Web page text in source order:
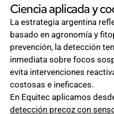
Ciencia aplicada y
La estrategia argentina
basado en agronomía y
prevención, la detección
inmediata sobre focos
evita intervenciones
costosas e ineficaces.
En Equitec aplicamos
detección precoz con